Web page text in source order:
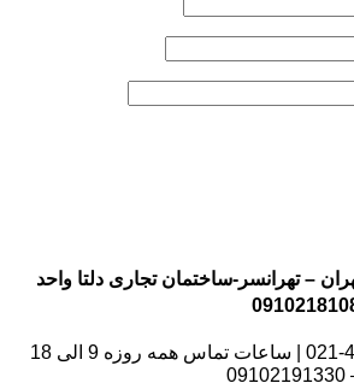
– تهرانسر-ساختمان تجاری دلتا واحد